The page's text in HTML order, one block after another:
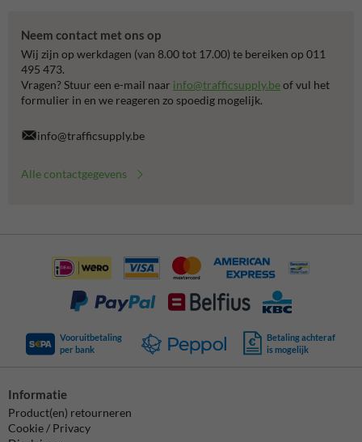
Neem contact met ons op
Wij zijn op werkdagen (van 8.00 tot 17.00) te bereiken op 011
495 473.
Vragen? Stuur een e-mail naar info@trafficsupply.beof vul het
formulier in en we reageren zo spoedig mogelijk.
info@trafficsupply.be
Alle contactgegevens
Vooruitbetaling
per bank
Betaling achteraf
is mogelijk
Informatie
Product(en) retourneren
Cookie / Privacy